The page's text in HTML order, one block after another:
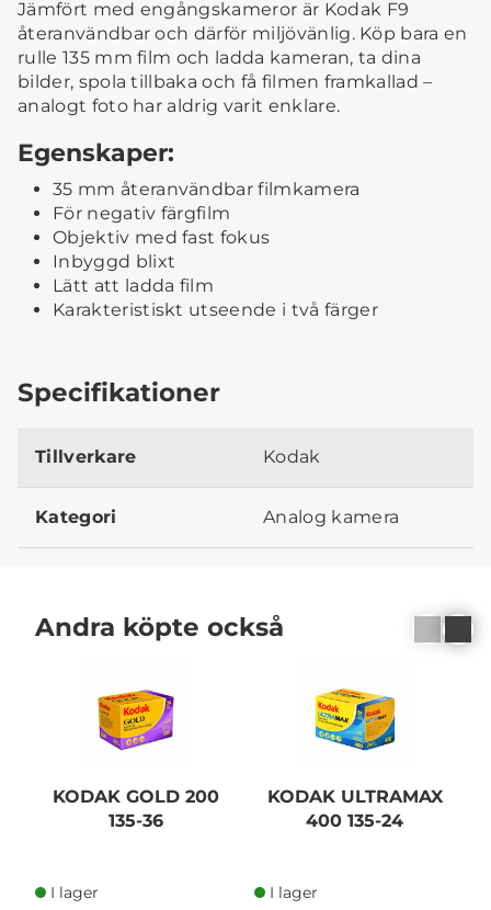
Jämfört med engångskameror är Kodak F9
återanvändbar och därför miljövänlig. Köp bara en
rulle 135 mm film och ladda kameran, ta dina
bilder, spola tillbaka och få filmen framkallad –
analogt foto har aldrig varit enklare.
Egenskaper:
35 mm återanvändbar filmkamera
För negativ färgfilm
Objektiv med fast fokus
Inbyggd blixt
Lätt att ladda film
Karakteristiskt utseende i två färger
Specifikationer
Tillverkare Kodak
Kategori Analog kamera
Andra köpte också
KODAK GOLD 200
135-36
I lager
KODAK ULTRAMAX
400 135-24
I lager